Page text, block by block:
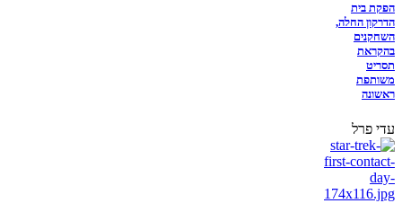
הפקת בית
הדרקון החלה,
השחקנים
בהקראת
תסריט
משותפת
ראשונה
עדי פרל